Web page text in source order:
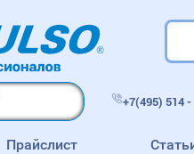
+7(495) 514 -
Прайслист